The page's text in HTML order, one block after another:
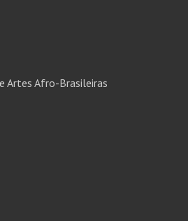
Artes Afro-Brasileiras